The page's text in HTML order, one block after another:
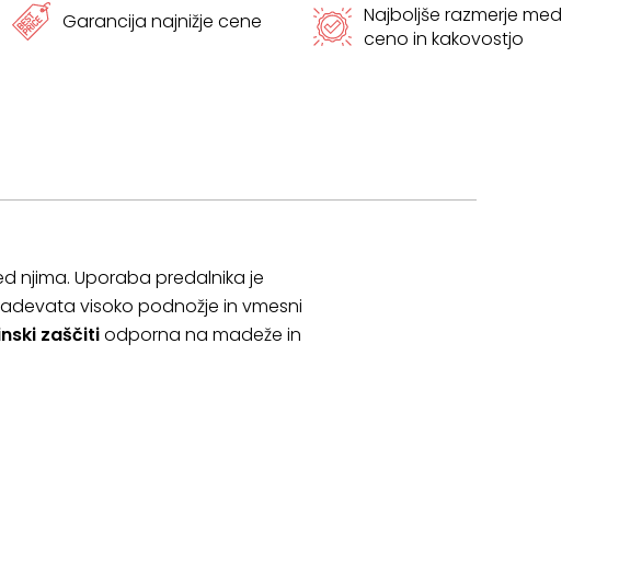
Garancija najnižje cene
Najboljše razmerje med
ceno in kakovostjo
njima. Uporaba predalnika je
visoko podnožje in vmesni
zaščitiodporna na madeže in